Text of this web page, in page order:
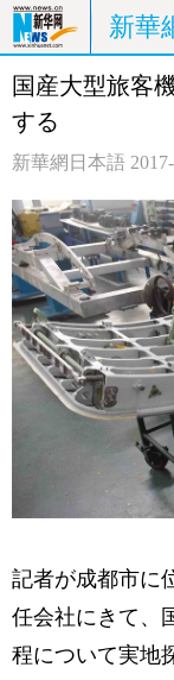
新華
ホームページ
観光
中日対訳
国産大型旅客
する
新華網日本語
記者が成都市に
任会社にきて、
程について実地